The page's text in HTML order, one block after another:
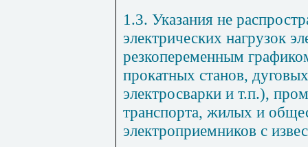
1.3. Указания не
электрических нагрузок
резкопеременным
прокатных станов,
электросварки и т.п.),
транспорта, жилых и
электроприемников с